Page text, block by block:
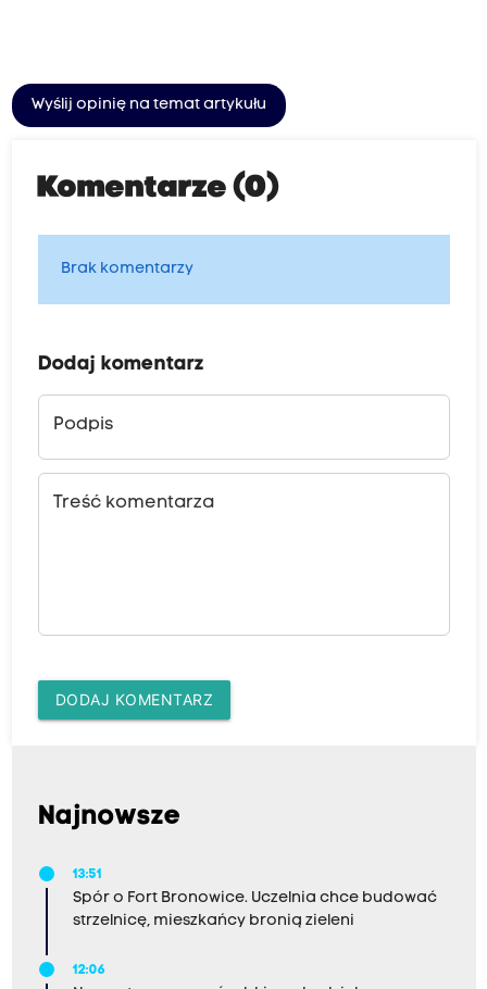
Wyślij opinię na temat artykułu
Komentarze (0)
Brak komentarzy
Dodaj komentarz
Podpis
Treść komentarza
DODAJ KOMENTARZ
Najnowsze
13:51
Spór o Fort Bronowice. Uczelnia chce budować
strzelnicę, mieszkańcy bronią zieleni
12:06